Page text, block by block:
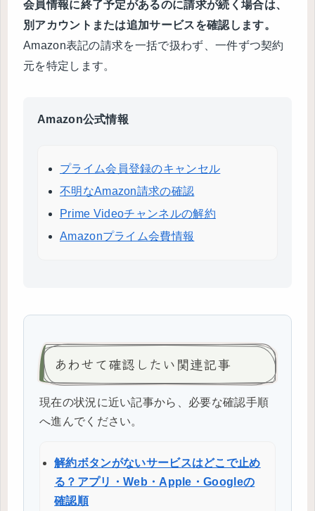
会員情報に終了予定があるのに請求が続く場合は、
別アカウントまたは追加サービスを確認します。
Amazon表記の請求を一括で扱わず、一件ずつ契約
元を特定します。
Amazon公式情報
プライム会員登録のキャンセル
不明なAmazon請求の確認
Prime Videoチャンネルの解約
Amazonプライム会費情報
あわせて確認したい関連記事
現在の状況に近い記事から、必要な確認手順
へ進んでください。
解約ボタンがないサービスはどこで止め
る？アプリ・Web・Apple・Googleの
確認順